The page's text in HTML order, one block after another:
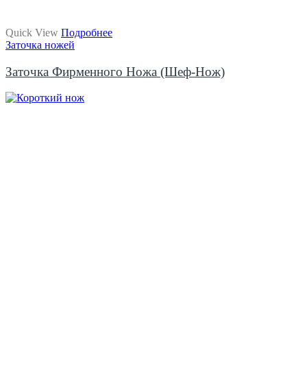
Quick View Подробнее
Заточка ножей
Заточка Фирменного Ножа (шеф-Нож)